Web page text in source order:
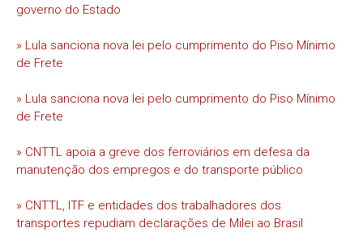
governo do Estado
» Lula sanciona nova lei pelo cumprimento do Piso Mínimo
de Frete
» Lula sanciona nova lei pelo cumprimento do Piso Mínimo
de Frete
» CNTTL apoia a greve dos ferroviários em defesa da
manutenção dos empregos e do transporte público
» CNTTL, ITF e entidades dos trabalhadores dos
transportes repudiam declarações de Milei ao Brasil